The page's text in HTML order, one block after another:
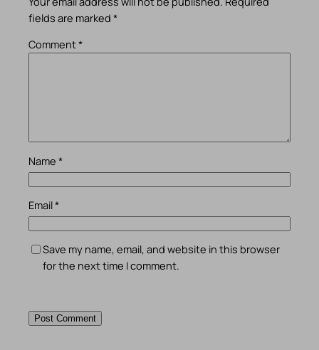
fields are marked *
Comment*
Name *
Email*
Save my name, email, and website in this browser
for the next time I comment.